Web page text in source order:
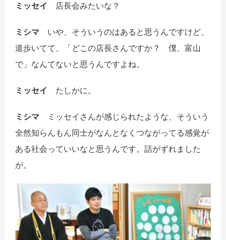
ミッセイ 店長会みたいな？
ミシマ いや、そういうのはあると思うんですけど、
道歩いてて、「どこの店長さんですか？ 僕、富山
で」なんてないと思うんですよね。
ミッセイ たしかに。
ミシマ
ミッセイさんが感じられたような、そういう
全然知らんもん同士がなんとなくつながってる感覚が
ある社会っていいなと思うんです。話がずれました
が。